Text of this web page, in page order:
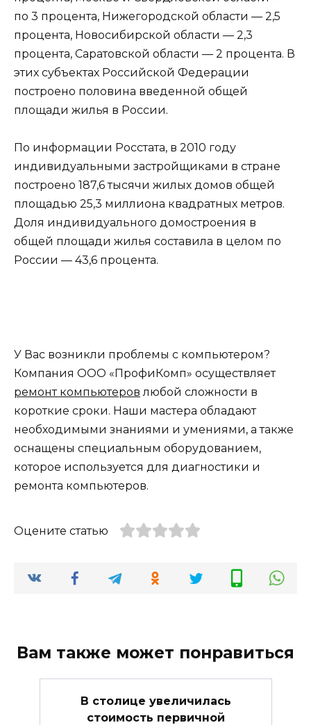
по 3 процента, Нижегородской области — 2,5
процента, Новосибирской области — 2,3
процента, Саратовской области — 2 процента. В
этих субъектах Российской Федерации
построено половина введенной общей
площади жилья в России.
По информации Росстата, в 2010 году
индивидуальными застройщиками в стране
построено 187,6 тысячи жилых домов общей
площадью 25,3 миллиона квадратных метров.
Доля индивидуального домостроения в
общей площади жилья составила в целом по
России — 43,6 процента.
У Вас возникли проблемы с компьютером?
Компания ООО «ПрофиКомп» осуществляет
ремонт компьютеров любой сложности в
короткие сроки. Наши мастера обладают
необходимыми знаниями и умениями, а также
оснащены специальным оборудованием,
которое используется для диагностики и
ремонта компьютеров.
Оцените статью
Вам также может понравиться
В столице увеличилась
стоимость первичной